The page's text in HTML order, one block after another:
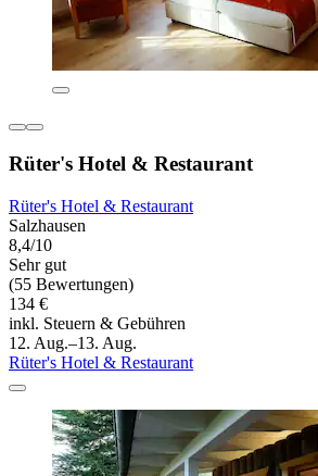
Rüter's Hotel & Restaurant
Rüter's Hotel & Restaurant
Salzhausen
8,4/10
Sehr gut
(55 Bewertungen)
134 €
inkl. Steuern & Gebühren
12. Aug.–13. Aug.
Rüter's Hotel & Restaurant